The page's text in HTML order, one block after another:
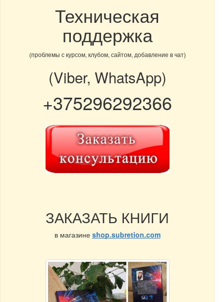
Техническая
поддержка
(проблемы с курсом, клубом, сайтом, добавление в чат)
(Viber, WhatsApp)
+375296292366
ЗАКАЗАТЬ КНИГИ
в магазине shop.subretion.com